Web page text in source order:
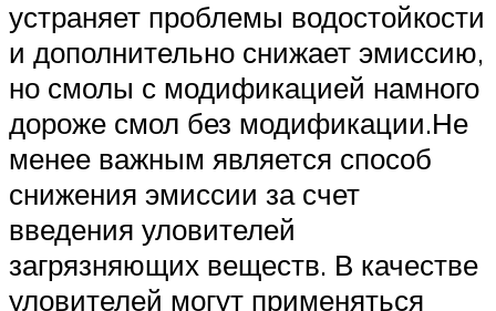
устраняет проблемы водостойкости
и дополнительно снижает эмиссию,
но смолы с модификацией намного
дороже смол без модификации.Не
менее важным является способ
снижения эмиссии за счет
введения уловителей
загрязняющих веществ. В качестве
уловителей могут применяться